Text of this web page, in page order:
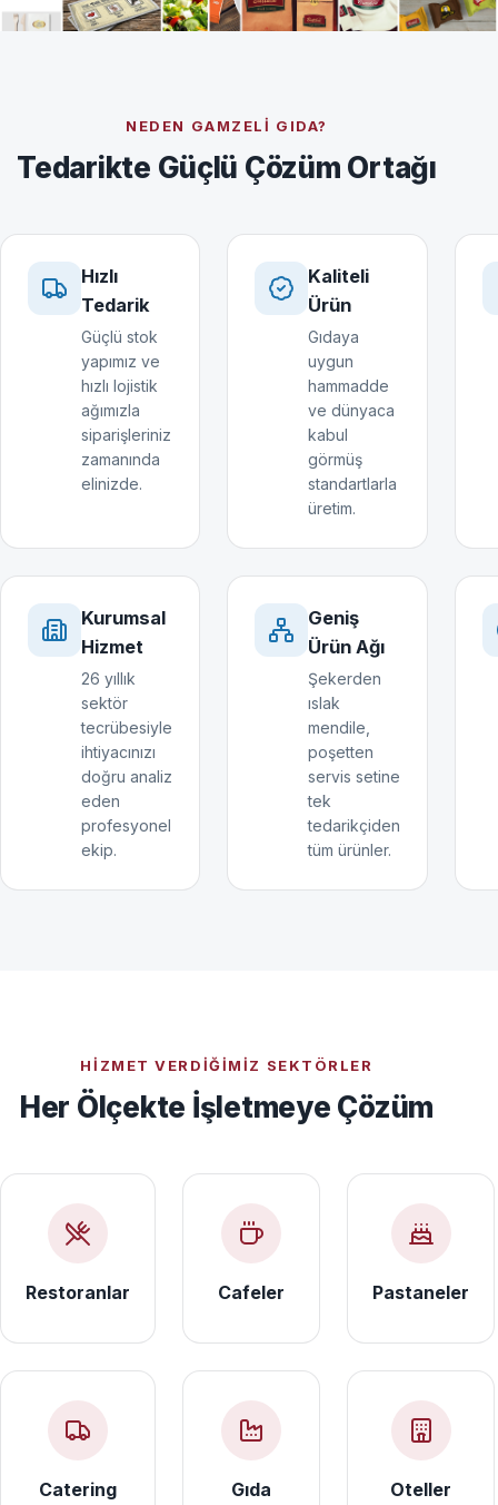
NEDEN GAMZELI GIDA?
Tedarikte Güçlü Çözüm Ortağı
Hızlı
Tedarik
Güçlü stok
yapımız ve
hızlı lojistik
ağımızla
siparişleriniz
zamanında
elinizde.
Kaliteli
Ürün
Gıdaya
uygun
hammadde
ve dünyaca
kabul
görmüş
standartlarla
üretim.
Kurumsal
Hizmet
26 yıllık
sektör
tecrübesiyle
ihtiyacınızı
doğru analiz
eden
profesyonel
ekip.
Geniş
Ürün Ağı
Şekerden
ıslak
mendile,
poşetten
servis setine
tek
tedarikçiden
tüm ürünler.
HIZMET VERDIĞIMIZ SEKTÖRLER
Her Ölçekte İşletmeye Çözüm
Restoranlar Cafeler Pastaneler
Catering
Gıda
Oteller